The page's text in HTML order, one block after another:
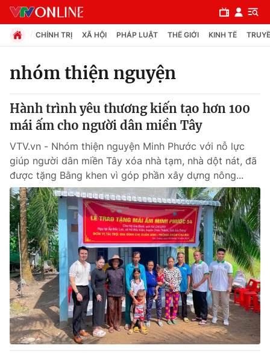
Chuyên mục
Chính trị
Xã hội
Pháp luật
Y tế
Thế giới
Tin tức
Thế giới đó đây
Câu chuyện quốc tế
Kinh tế
Tài chính
Thị trường
Dữ liệu và đời sống
CHÍNH TRỊ XÃ HỘI PHÁP LUẬT THẾ GIỚI KINH TẾ
nhóm thiện nguyện
Hành trình yêu thương kiến tạo hơn 100
mái ấm cho người dân miền Tây
VTV.vn - Nhóm thiện nguyện Minh Phước với nỗ lực
giúp người dân miền Tây xóa nhà tạm, nhà dột nát, đã
được tặng Bằng khen vì góp phần xây dựng nông...